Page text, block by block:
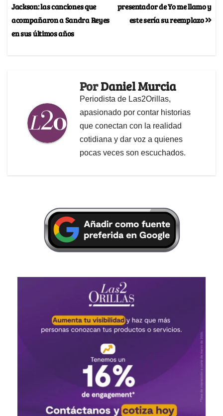
presentador de Yo me llamo y
este sería su reemplazo
Jackson: las canciones que
acompañaron a Sandra Reyes
en sus últimos años
PorDaniel Murcia
Periodista de Las2Orillas,
apasionado por contar historias
que conectan con la realidad
cotidiana y dar voz a quienes
pocas veces son escuchados.